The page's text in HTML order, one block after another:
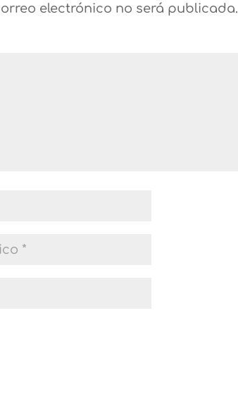
electrónico no será publicada.